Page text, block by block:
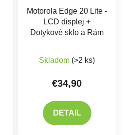
Motorola Edge 20 Lite -
LCD displej +
Dotykové sklo a Rám
Skladom (>2 ks)
€34,90
DETAIL